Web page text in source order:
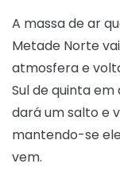
A massa de ar
Metade Norte
atmosfera e
Sul de quinta
dará um salto e
mantendo-se
vem.